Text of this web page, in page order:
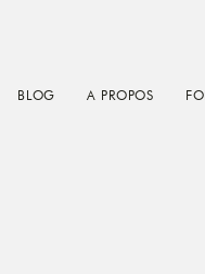
BLOG A PROPOS